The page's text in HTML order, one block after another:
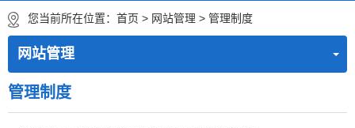
您当前所在位置： 首页 > 网站管理 > 管理制度
网站管理
管理制度